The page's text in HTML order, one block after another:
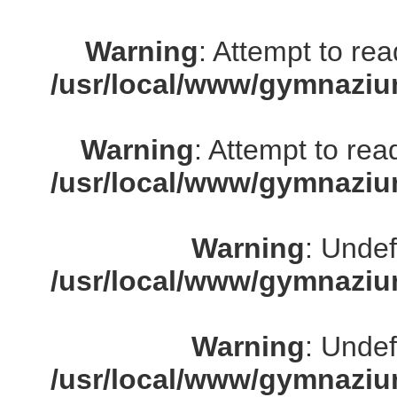
Warning: Attempt to
/usr/local/www/
Warning: Attempt to
/usr/local/www/
Warning:
/usr/local/www/
Warning:
/usr/local/www/